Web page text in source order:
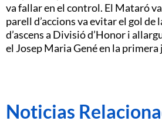
va fallar en el control. El Mataró
parell d’accions va evitar el gol
d’ascens a Divisió d’Honor i
el Josep Maria Gené en la
Noticias